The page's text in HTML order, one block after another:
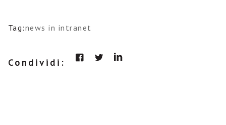
Tag:news in intranet
Condividi: